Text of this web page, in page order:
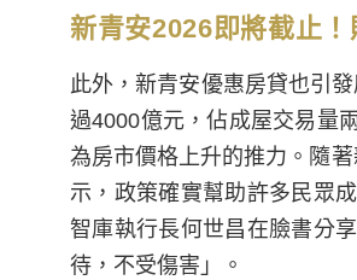
新青安2026即將截止
此外，新青安優惠房貸也引
過4000億元，佔成屋交易量
為房市價格上升的推力。隨
示，政策確實幫助許多民眾
智庫執行長何世昌在臉書分
待，不受傷害」。